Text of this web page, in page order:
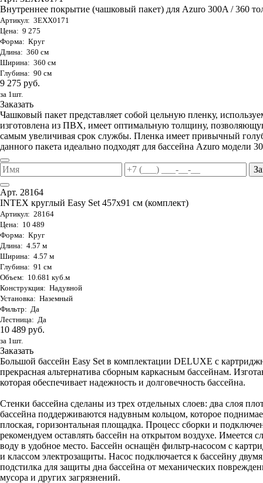
Внутреннее покрытие (чашковый пакет) для Azuro 300A / 360
Артикул: 3EXX0171
Цена: 9 275
Форма: Круг
Длина: 360 см
Ширина: 360 см
Глубина: 90 см
9 275 руб.
за 1шт.
Заказать
Чашковый пакет представляет собой цельную пленку,
изготовлена из ПВХ, имеет оптимальную толщину,
самым увеличивая срок службы. Пленка имеет привычный
данного пакета идеально подходят для бассейна Azuro модели
Арт. 28164
INTEX круглый Easy Set 457х91 см (комплект)
Артикул: 28164
Цена: 10 489
Форма: Круг
Длина: 4.57 м
Ширина: 4.57 м
Глубина: 91 см
Объем: 10.681 куб.м
Конструкция: Надувной
Установка: Наземный
Фильтр: Да
Лестница: Да
10 489 руб.
за 1шт.
Заказать
Большой бассейн Easy Set в комплектации DELUXE с
прекрасная альтернатива сборным каркасным бассейнам.
которая обеспечивает надежность и долговечность бассейна.
Стенки бассейна сделаны из трех отдельных слоев: два слоя
бассейна поддерживаются надувным кольцом, которое
плоская, горизонтальная площадка. Процесс сборки и
рекомендуем оставлять бассейн на открытом воздухе.
воду в удобное место. Бассейн оснащён фильтр-насосом с
и классом электрозащиты. Насос подключается к бассейну
подстилка для защиты дна бассейна от механических
мусора и других загрязнений.